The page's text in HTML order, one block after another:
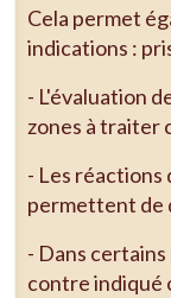
Cela permet
indications :
- L'évaluation
zones à traiter
- Les réactions
permettent de
- Dans
contre indiqué